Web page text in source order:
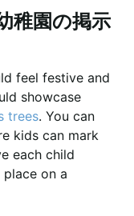
稚園の掲示
feel festive and
showcase
trees. You can
kids can mark
each child
on a